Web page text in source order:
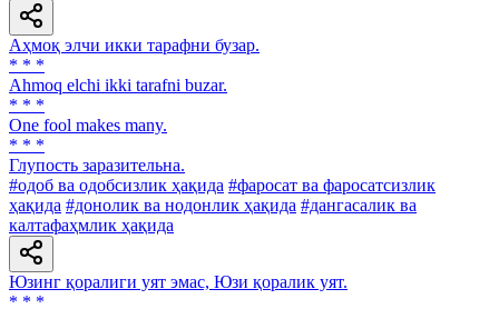
Аҳмоқ элчи икки тарафни бузар.
* * *
Ahmoq elchi ikki tarafni buzar.
* * *
One fool makes many.
* * *
Глупость заразительна.
#одоб ва одобсизлик ҳақида #фаросат ва фаросатсизлик
ҳақида #донолик ва нодонлик ҳақида #дангасалик ва
калтафаҳмлик ҳақида
Юзинг қоралиги уят эмас, Юзи қоралик уят.
* * *